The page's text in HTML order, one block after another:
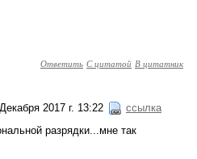
Ответить С цитатой В цитатник
2017 г. 13:22 ссылка
разрядки...мне так